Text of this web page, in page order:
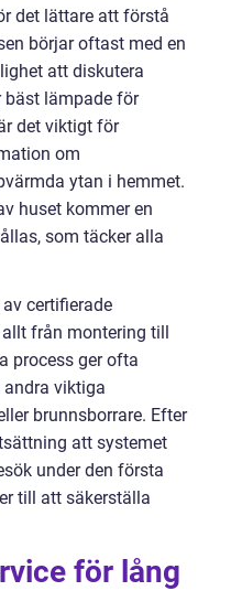
det lättare att förstå
börjar oftast med en
att diskutera
bäst lämpade för
det viktigt för
om
ytan i hemmet.
huset kommer en
som täcker alla
certifierade
från montering till
process ger ofta
viktiga
brunnsborrare. Efter
att systemet
under den första
till att säkerställa
för lång